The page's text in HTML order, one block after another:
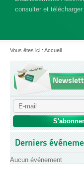
consulter et
Vous êtes ici : Accueil
Derniers
Aucun événement